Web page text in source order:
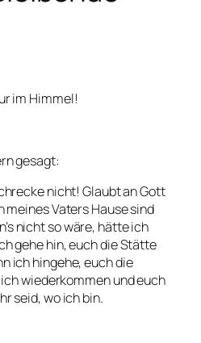
im Himmel!
gesagt:
nicht! Glaubt an Gott
meines Vaters Hause sind
nicht so wäre, hätte ich
gehe hin, euch die Stätte
ich hingehe, euch die
wiederkommen und euch
seid, wo ich bin.